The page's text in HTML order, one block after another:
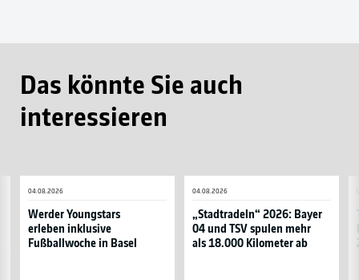
Das könnte Sie auch
interessieren
Werder Youngstars
erleben inklusive
Fußballwoche in Basel
04.08.2026
erleben
inklusive
Fußballwoche
„Stadtradeln“ 2026: Bayer
04 und TSV spulen mehr
als 18.000 Kilometer ab
04.08.2026
Bayer
04
und